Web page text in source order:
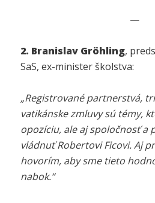
—
2. Branislav Gröhling,
SaS, ex-minister školstva:
„Registrované partnerstvá,
vatikánske zmluvy sú témy,
opozíciu, ale aj spoločnosť a
vládnuť Robertovi Ficovi. Aj
hovorím, aby sme tieto
nabok.“